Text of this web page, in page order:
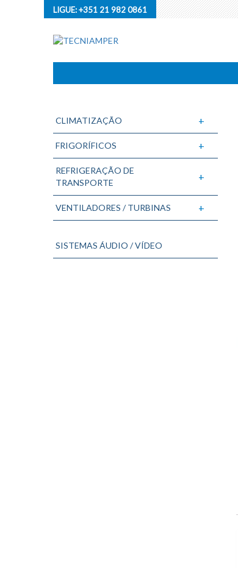
LIGUE:+351 21 982 0861
CLIMATIZAÇÃO +
FRIGORÍFICOS +
REFRIGERAÇÃO DE
TRANSPORTE
+
VENTILADORES / TURBINAS +
SISTEMAS ÁUDIO / VÍDEO